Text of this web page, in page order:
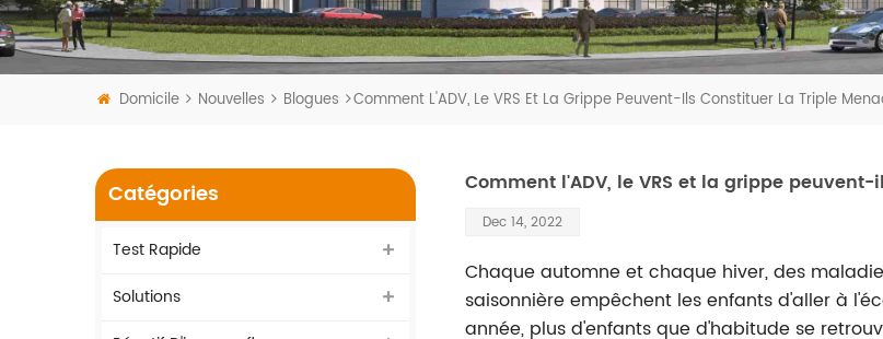
Domicile Nouvelles Blogues Comment L'ADV, Le VRS Et La Grippe Peuvent-Ils Constituer La Triple
Comment l'ADV, le VRS et la grippe
Dec 14, 2022
Chaque automne et chaque hiver, des
saisonnière empêchent les enfants d'aller à
année, plus d'enfants que d'habitude se
Catégories
Test Rapide
Solutions